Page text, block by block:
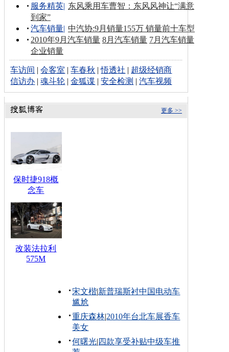
服务精英| 东风乘用车曹智：东风风神让“满意
到家”
汽车销量| 中汽协:9月销量155万 销量前十车型
2010年9月汽车销量 8月汽车销量 7月汽车销量
企业销量
车访间 |会客室 |车春秋 |悟透社 | 超级经销商
信访办 |魂斗轮 |金狐谍 |安全检测 |汽车视频
更多 >>
保时捷918概
念车
改装法拉利
575M
宋文楷|新普瑞斯衬中国电动车
尴尬
重庆森林|2010年台北车展香车
美女
何曙光| 四款享受补贴中级车推